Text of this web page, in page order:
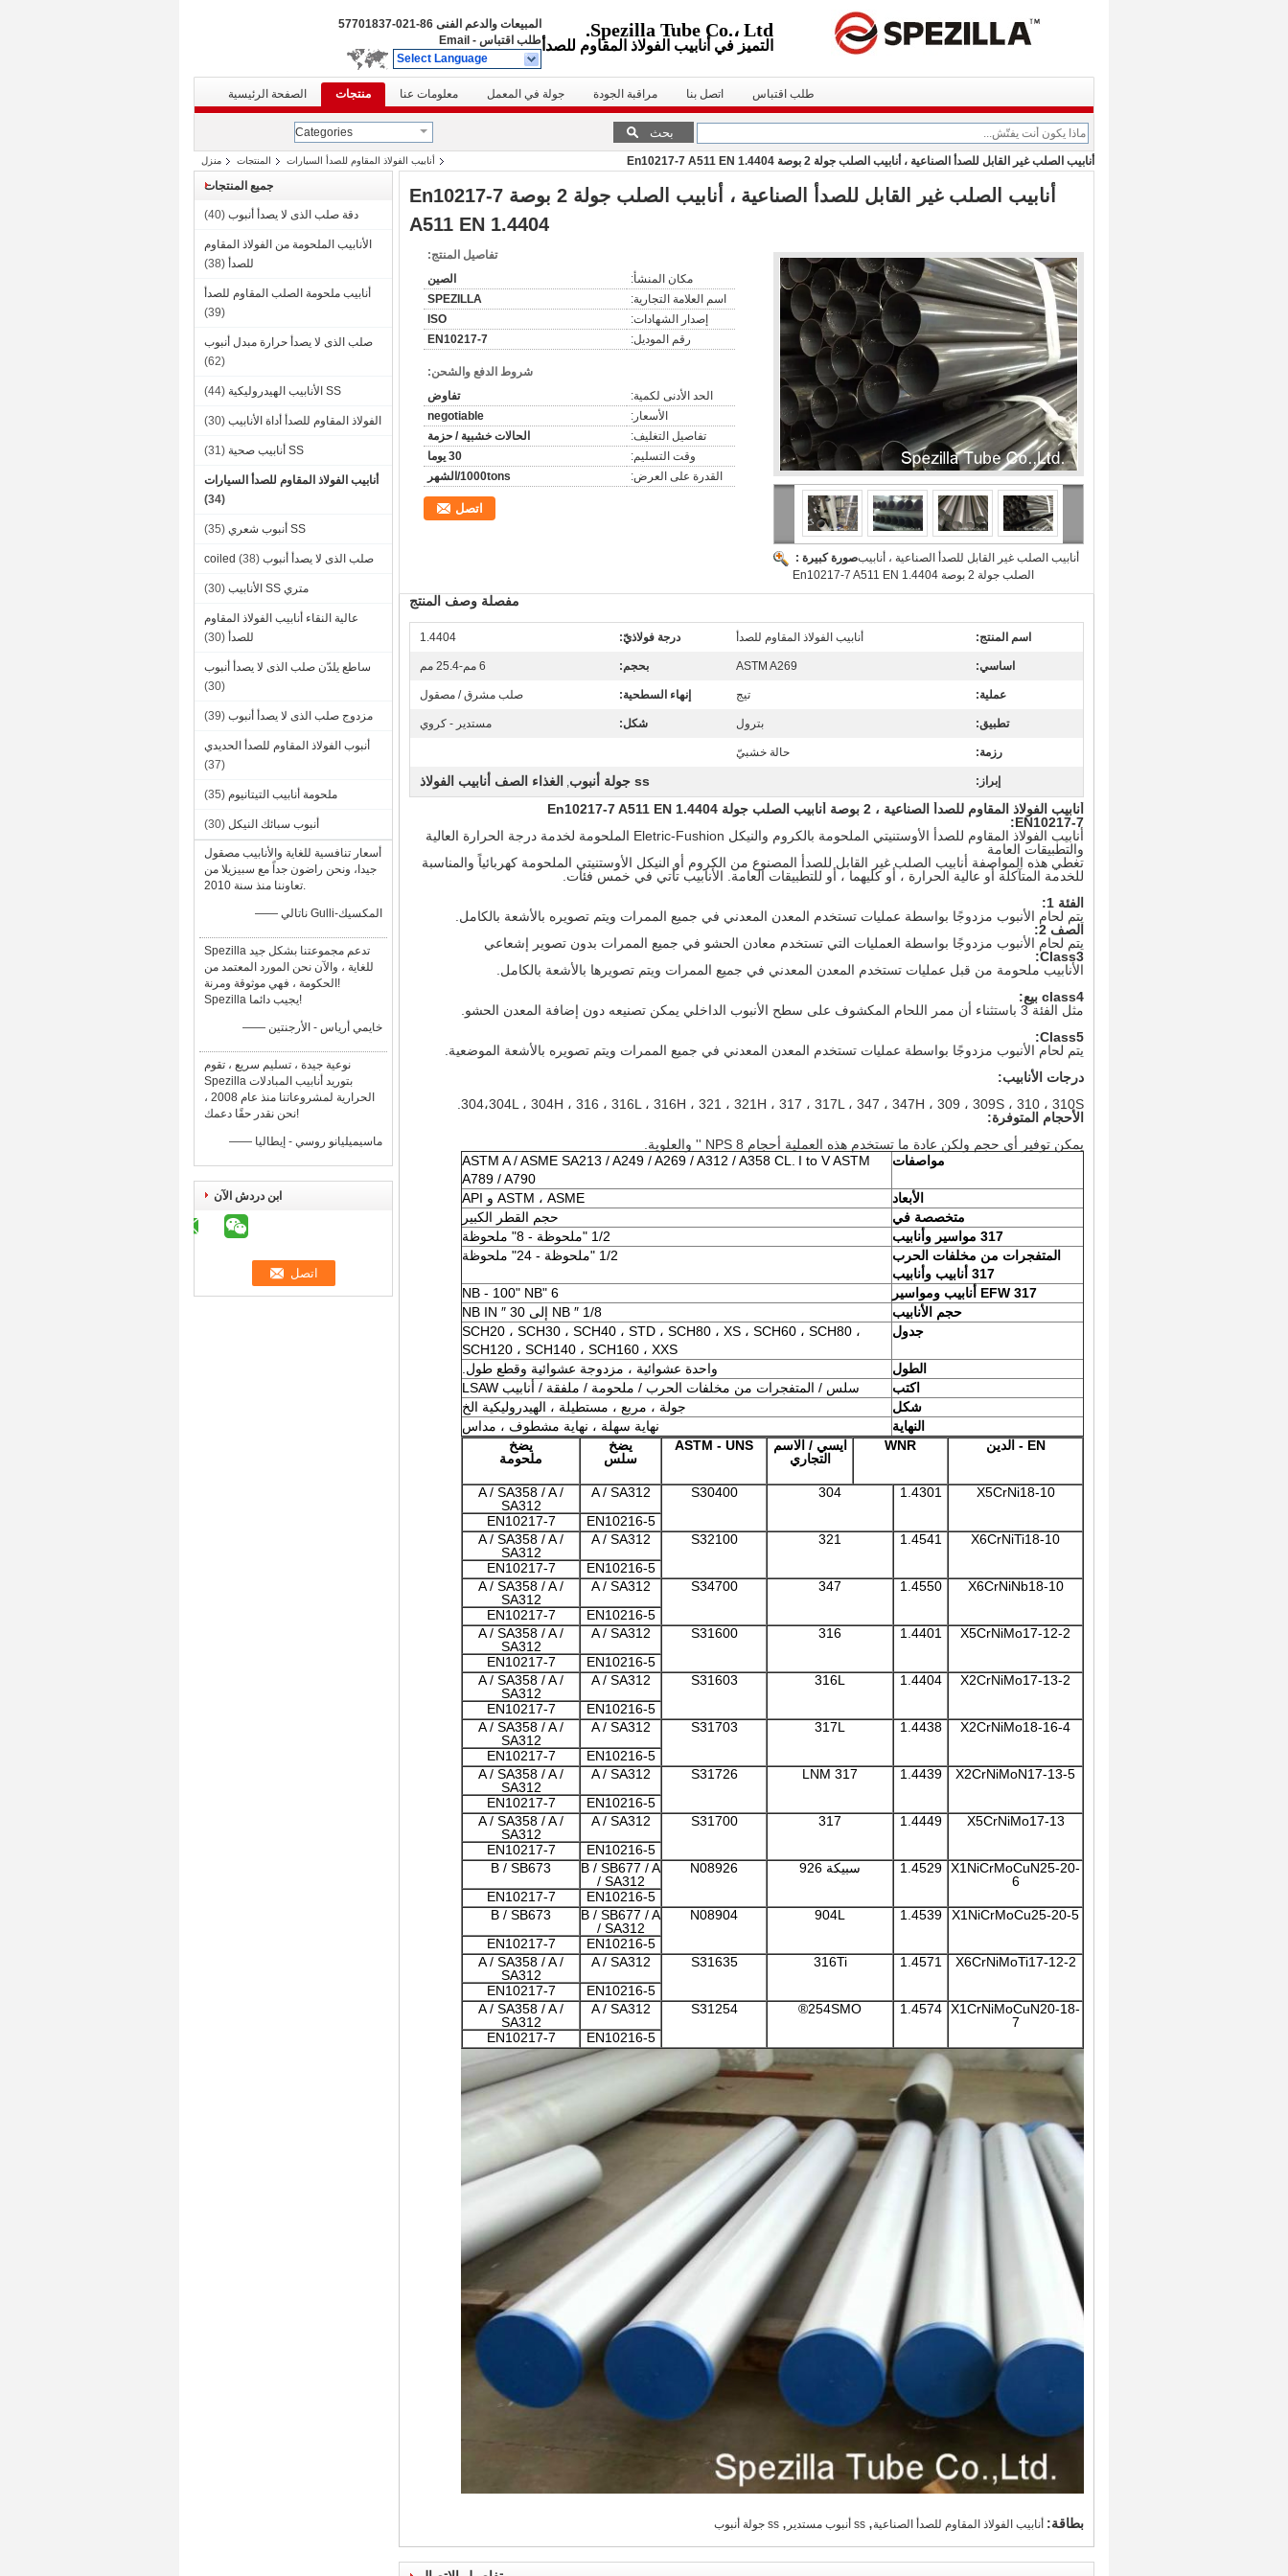
Spezilla Tube Co.، Ltd.
التميز في أنابيب الفولاذ المقاوم للصدأ
المبيعات والدعم الفنى 86-021-57701837
طلب اقتباس -
Email
Select Language
الصفحة الرئيسية منتجات معلومات عنا جولة في المعمل مراقبة الجودة اتصل بنا طلب اقتباس
Categories بحث
منزل المنتجات أنابيب الفولاذ المقاوم للصدأ السيارات
أنابيب الصلب غير القابل للصدأ الصناعية ، أنابيب الصلب جولة 2 بوصة En10217-7 A511 EN 1.4404
جميع المنتجات
دقة صلب الذى لا يصدأ أنبوب (40)
الأنابيب الملحومة من الفولاذ المقاوم
للصدأ (38)
أنابيب ملحومة الصلب المقاوم للصدأ
(39)
صلب الذى لا يصدأ حرارة مبدل أنبوب
(62)
SS الأنابيب الهيدروليكية (44)
الفولاذ المقاوم للصدأ أداة الأنابيب (30)
SS أنابيب صحية (31)
أنابيب الفولاذ المقاوم للصدأ السيارات
(34)
SS أنبوب شعري (35)
صلب الذى لا يصدأ أنبوب coiled (38)
متري SS الأنابيب (30)
عالية النقاء أنابيب الفولاذ المقاوم
للصدأ (30)
ساطع يلدّن صلب الذى لا يصدأ أنبوب
(30)
مزدوج صلب الذى لا يصدأ أنبوب (39)
أنبوب الفولاذ المقاوم للصدأ الحديدي
(37)
ملحومة أنابيب التيتانيوم (35)
أنبوب سبائك النيكل (30)
أسعار تنافسية للغاية والأنابيب مصقول
جيدا، ونحن راضون جداً مع سبيزيلا من
تعاوننا منذ سنة 2010.
—— ناتالي Gulli-المكسيك
Spezilla تدعم مجموعتنا بشكل جيد
للغاية ، والآن نحن المورد المعتمد من
الحكومة ، فهي موثوقة ومرنة!
Spezilla يجيب دائما!
—— خايمي أرياس - الأرجنتين
نوعية جيدة ، تسليم سريع ، تقوم
Spezilla بتوريد أنابيب المبادلات
الحرارية لمشروعاتنا منذ عام 2008 ،
نحن نقدر حقًا دعمك!
—— ماسيميليانو روسي - إيطاليا
ابن دردش الآن
أنابيب الصلب غير القابل للصدأ الصناعية ، أنابيب الصلب جولة 2 بوصة En10217-7
A511 EN 1.4404
صورة كبيرة :أنابيب الصلب غير القابل للصدأ الصناعية ، أنابيب
الصلب جولة 2 بوصة En10217-7 A511 EN 1.4404
تفاصيل المنتج:
مكان المنشأ:
الصين
اسم العلامة التجارية:
SPEZILLA
إصدار الشهادات:
ISO
رقم الموديل:
EN10217-7
شروط الدفع والشحن:
الحد الأدنى لكمية:
تفاوض
الأسعار:
negotiable
تفاصيل التغليف:
الحالات خشبية / حزمة
وقت التسليم:
30 يوما
القدرة على العرض:
1000tons/الشهر
اتصل
مفصلة وصف المنتج
اسم المنتج: أنابيب الفولاذ المقاوم للصدأ درجة فولاذيّ: 1.4404
اساسي: ASTM A269 بحجم: 6 مم-25.4 مم
عملية: تيج إنهاء السطحية: صلب مشرق / مصقول
تطبيق: بترول شكل: مستدير - كروي
رزمة: حالة خشبيّ
إبراز: ss جولة أنبوب , الغذاء الصف أنابيب الفولاذ
أنابيب الفولاذ المقاوم للصدأ الصناعية ، 2 بوصة أنابيب الصلب جولة En10217-7 A511 EN 1.4404
EN10217-7:
أنابيب الفولاذ المقاوم للصدأ الأوستنيتي الملحومة بالكروم والنيكل Eletric-Fushion الملحومة لخدمة درجة الحرارة العالية
والتطبيقات العامة
تغطي هذه المواصفة أنابيب الصلب غير القابل للصدأ المصنوع من الكروم أو النيكل الأوستنيتي الملحومة كهربائياً والمناسبة
للخدمة المتآكلة أو عالية الحرارة ، أو كليهما ، أو للتطبيقات العامة. الأنابيب تأتي في خمس فئات.
الفئة 1:
يتم لحام الأنبوب مزدوجًا بواسطة عمليات تستخدم المعدن المعدني في جميع الممرات ويتم تصويره بالأشعة بالكامل.
الصف 2:
يتم لحام الأنبوب مزدوجًا بواسطة العمليات التي تستخدم معادن الحشو في جميع الممرات بدون تصوير إشعاعي
Class3:
الأنابيب ملحومة من قبل عمليات تستخدم المعدن المعدني في جميع الممرات ويتم تصويرها بالأشعة بالكامل.
class4 بيع:
مثل الفئة 3 باستثناء أن ممر اللحام المكشوف على سطح الأنبوب الداخلي يمكن تصنيعه دون إضافة المعدن الحشو.
Class5:
يتم لحام الأنبوب مزدوجًا بواسطة عمليات تستخدم المعدن المعدني في جميع الممرات ويتم تصويره بالأشعة الموضعية.
درجات الأنابيب:
304،304L ، 304H ، 316 ، 316L ، 316H ، 321 ، 321H ، 317 ، 317L ، 347 ، 347H ، 309 ، 309S ، 310 ، 310S.
الأحجام المتوفرة:
يمكن توفير أي حجم ولكن عادة ما تستخدم هذه العملية أحجام NPS 8 '' والعلوية.
مواصفات
ASTM A / ASME SA213 / A249 / A269 / A312 / A358 CL.
I to V ASTM
A789 / A790
الأبعاد
ASTM ، ASME و API
متخصصة في
حجم القطر الكبير
317 مواسير وأنابيب
1/2 "ملحوظة - 8" ملحوظة
المتفجرات من مخلفات الحرب
317 أنابيب وأنابيب
1/2 "ملحوظة - 24" ملحوظة
EFW 317 أنابيب ومواسير
6 "NB - 100" NB
حجم الأنابيب
1/8 ″ NB إلى 30 ″ NB IN
جدول
SCH20 ، SCH30 ، SCH40 ، STD ، SCH80 ، XS ، SCH60 ، SCH80 ،
SCH120 ، SCH140 ، SCH160 ، XXS
الطول
واحدة عشوائية ، مزدوجة عشوائية وقطع طول.
اكتب
سلس / المتفجرات من مخلفات الحرب / ملحومة / ملفقة / أنابيب LSAW
شكل
جولة ، مربع ، مستطيلة ، الهيدروليكية الخ
النهاية
نهاية سهلة ، نهاية مشطوف ، مداس
EN - الدين
WNR
ايسي / الاسم
التجاري
ASTM - UNS
يضخ
سلس
يضخ
ملحومة
X5CrNi18-10
1.4301
304
S30400
A / SA312
A / SA358 / A /
SA312
EN10216-5
EN10217-7
X6CrNiTi18-10
1.4541
321
S32100
A / SA312
A / SA358 / A /
SA312
EN10216-5
EN10217-7
X6CrNiNb18-10
1.4550
347
S34700
A / SA312
A / SA358 / A /
SA312
EN10216-5
EN10217-7
X5CrNiMo17-12-2
1.4401
316
S31600
A / SA312
A / SA358 / A /
SA312
EN10216-5
EN10217-7
X2CrNiMo17-13-2
1.4404
316L
S31603
A / SA312
A / SA358 / A /
SA312
EN10216-5
EN10217-7
X2CrNiMo18-16-4
1.4438
317L
S31703
A / SA312
A / SA358 / A /
SA312
EN10216-5
EN10217-7
X2CrNiMoN17-13-5
1.4439
317 LNM
S31726
A / SA312
A / SA358 / A /
SA312
EN10216-5
EN10217-7
X5CrNiMo17-13
1.4449
317
S31700
A / SA312
A / SA358 / A /
SA312
EN10216-5
EN10217-7
X1NiCrMoCuN25-20-
6
1.4529 سبيكة 926 N08926
B / SB677 / A
/ SA312
B / SB673
EN10216-5
EN10217-7
X1NiCrMoCu25-20-5
1.4539
904L
N08904
B / SB677 / A
/ SA312
B / SB673
EN10216-5
EN10217-7
X6CrNiMoTi17-12-2
1.4571
316Ti
S31635
A / SA312
A / SA358 / A /
SA312
EN10216-5
EN10217-7
X1CrNiMoCuN20-18-
7
1.4574
254SMO®
S31254
A / SA312
A / SA358 / A /
SA312
EN10216-5
EN10217-7
بطاقة: أنابيب الفولاذ المقاوم للصدأ الصناعية, ss أنبوب مستدير , ss جولة أنبوب